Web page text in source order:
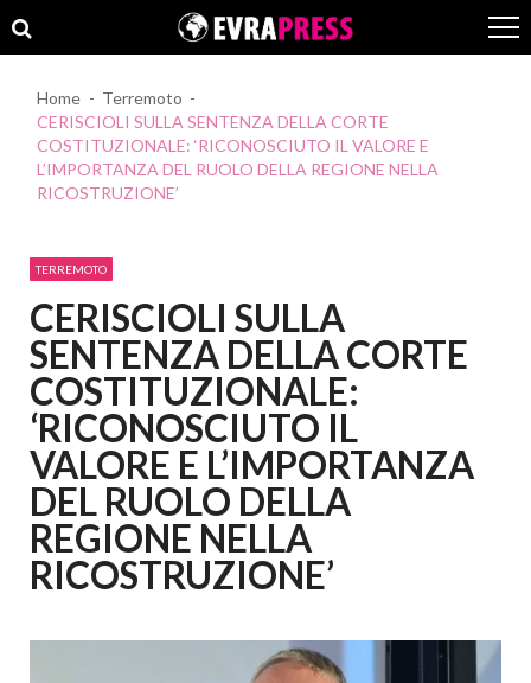
to
to
Home
Terremoto
CERISCIOLI SULLA SENTENZA DELLA CORTE
COSTITUZIONALE: ‘RICONOSCIUTO IL VALORE E
L’IMPORTANZA DEL RUOLO DELLA REGIONE NELLA
RICOSTRUZIONE’
TERREMOTO
CERISCIOLI SULLA
SENTENZA DELLA CORTE
COSTITUZIONALE:
‘RICONOSCIUTO IL
VALORE E L’IMPORTANZA
DEL RUOLO DELLA
REGIONE NELLA
RICOSTRUZIONE’